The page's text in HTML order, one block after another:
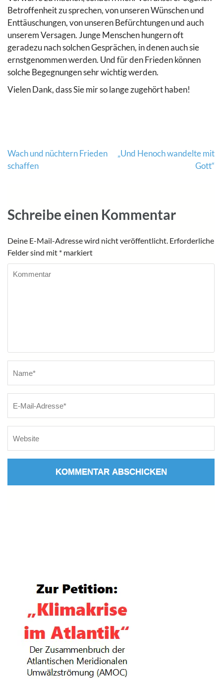
Betroffenheit zu sprechen, von unseren Wünschen und
Enttäuschungen, von unseren Befürchtungen und auch
unserem Versagen. Junge Menschen hungern oft
geradezu nach solchen Gesprächen, in denen auch sie
ernstgenommen werden. Und für den Frieden können
solche Begegnungen sehr wichtig werden.
Vielen Dank, dass Sie mir so lange zugehört haben!
Beitragsnavigation
Wach und nüchtern Frieden
schaffen
„Und Henoch wandelte mit
Gott“
Schreibe einen Kommentar
Deine E-Mail-Adresse wird nicht veröffentlicht. Erforderliche
Felder sind mit * markiert